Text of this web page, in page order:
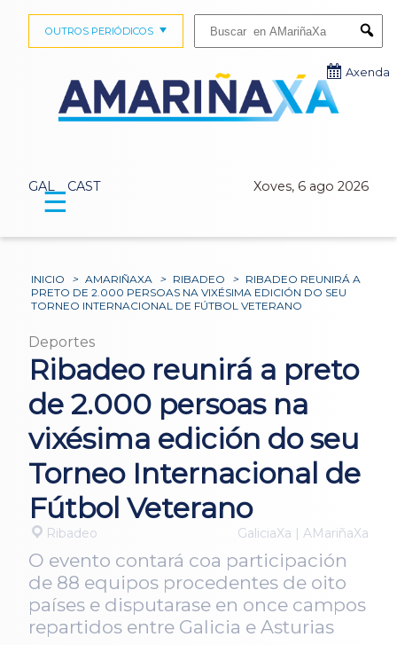
GAL CAST Xoves, 6 ago 2026
OUTROS PERIÓDICOS
Axenda
☰
INICIO > AMARIÑAXA > RIBADEO > RIBADEO REUNIRÁ A
PRETO DE 2.000 PERSOAS NA VIXÉSIMA EDICIÓN DO SEU
TORNEO INTERNACIONAL DE FÚTBOL VETERANO
Deportes
Ribadeo reunirá a preto
de 2.000 persoas na
vixésima edición do seu
Torneo Internacional de
Fútbol Veterano
Ribadeo GaliciaXa | AMariñaXa
O evento contará coa participación
de 88 equipos procedentes de oito
países e disputarase en once campos
repartidos entre Galicia e Asturias